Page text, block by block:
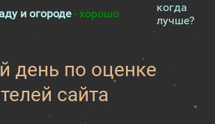
и огороде- хорошо
когда
лучше?
день по оценке
сайта